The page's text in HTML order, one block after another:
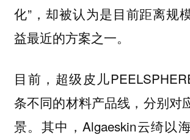
化”，却被认为是目前距离规
益最近的方案之一。
目前，超级皮儿
条不同的材料产品线，分别对
景。其中，Algaeskin云绮以